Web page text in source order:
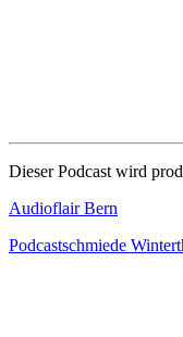
Dieser Podcast wird
Audioflair Bern
Podcastschmiede